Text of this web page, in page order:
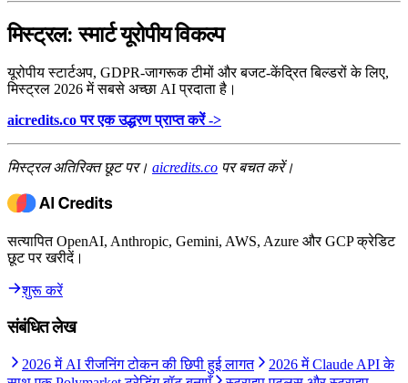
मिस्ट्रल: स्मार्ट यूरोपीय विकल्प
यूरोपीय स्टार्टअप, GDPR-जागरूक टीमों और बजट-केंद्रित बिल्डरों के लिए,
मिस्ट्रल 2026 में सबसे अच्छा AI प्रदाता है।
aicredits.co पर एक उद्धरण प्राप्त करें ->
मिस्ट्रल अतिरिक्त छूट पर। aicredits.co पर बचत करें।
सत्यापित OpenAI, Anthropic, Gemini, AWS, Azure और GCP क्रेडिट
छूट पर खरीदें।
शुरू करें
संबंधित लेख
2026 में AI रीजनिंग टोकन की छिपी हुई लागत
2026 में Claude API के